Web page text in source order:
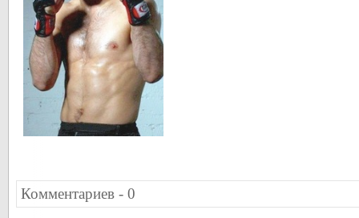
Комментариев - 0